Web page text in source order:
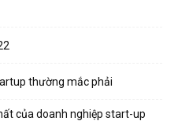
thường mắc phải
của doanh nghiệp start-up